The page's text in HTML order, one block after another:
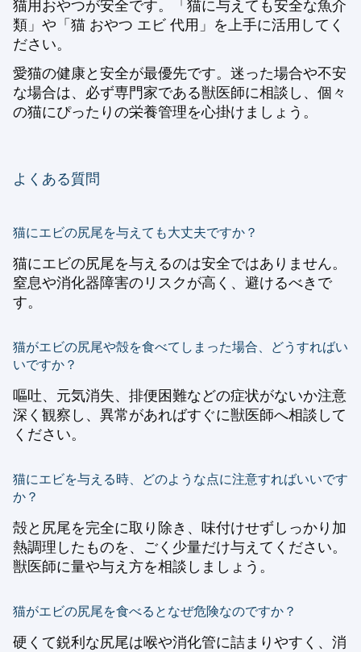
猫用おやつが安全です。「猫に与えても安全な魚介
類」や「猫 おやつ エビ 代用」を上手に活用してく
ださい。
愛猫の健康と安全が最優先です。迷った場合や不安
な場合は、必ず専門家である獣医師に相談し、個々
の猫にぴったりの栄養管理を心掛けましょう。
よくある質問
猫にエビの尻尾を与えても大丈夫ですか？
猫にエビの尻尾を与えるのは安全ではありません。
窒息や消化器障害のリスクが高く、避けるべきで
す。
猫がエビの尻尾や殻を食べてしまった場合、どうすればい
いですか？
嘔吐、元気消失、排便困難などの症状がないか注意
深く観察し、異常があればすぐに獣医師へ相談して
ください。
猫にエビを与える時、どのような点に注意すればいいです
か？
殻と尻尾を完全に取り除き、味付けせずしっかり加
熱調理したものを、ごく少量だけ与えてください。
獣医師に量や与え方を相談しましょう。
猫がエビの尻尾を食べるとなぜ危険なのですか？
硬くて鋭利な尻尾は喉や消化管に詰まりやすく、消